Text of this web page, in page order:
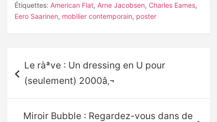
Étiquettes: American Flat, Arne Jacobsen, Charles Eames,
Eero Saarinen, mobilier contemporain, poster
de
l’article
Le ràªve : Un dressing en U pour
(seulement) 2000â‚¬
Miroir Bubble : Regardez-vous dans de